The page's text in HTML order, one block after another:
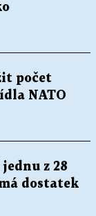
počet
NATO
z 28
dostatek